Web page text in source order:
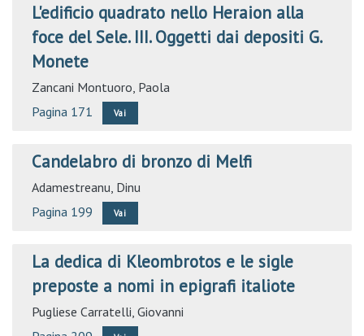
L'edificio quadrato nello Heraion alla
foce del Sele. III. Oggetti dai depositi G.
Monete
Zancani Montuoro, Paola
Pagina 171
Vai
Candelabro di bronzo di Melfi
Adamestreanu, Dinu
Pagina 199
Vai
La dedica di Kleombrotos e le sigle
preposte a nomi in epigrafi italiote
Pugliese Carratelli, Giovanni